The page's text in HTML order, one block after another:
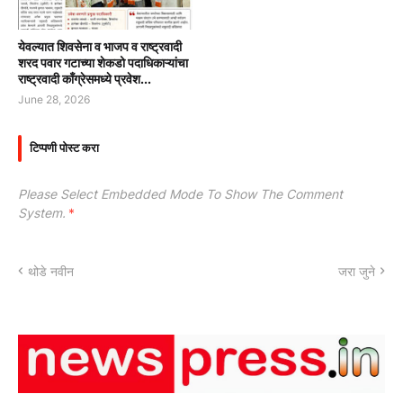
येवल्यात शिवसेना व भाजप व राष्ट्रवादी
शरद पवार गटाच्या शेकडो पदाधिकाऱ्यांचा
राष्ट्रवादी काँग्रेसमध्ये प्रवेश...
June 28, 2026
टिप्पणी पोस्ट करा
Please Select Embedded Mode To Show The Comment
System. *
थोडे नवीन जरा जुने